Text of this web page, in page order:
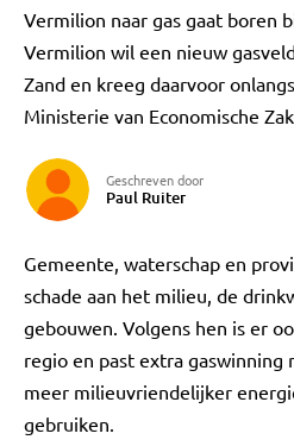
Vermilion naar gas gaat boren
Vermilion wil een nieuw
Zand en kreeg daarvoor
Ministerie van Economische
Geschreven door
Paul Ruiter
Gemeente, waterschap en
schade aan het milieu, de
gebouwen. Volgens hen is er
regio en past extra
meer milieuvriendelijker
gebruiken.